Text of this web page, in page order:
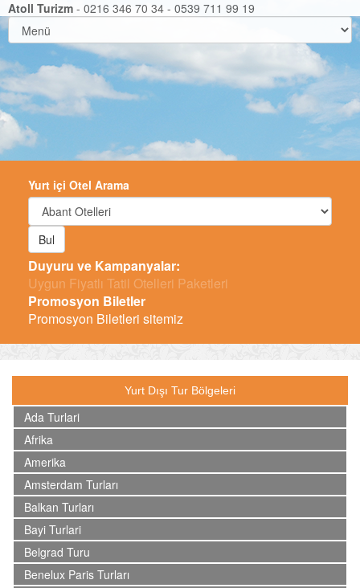
Atoll Turizm - 0216 346 70 34 - 0539 711 99 19
Yurt içi Otel Arama
Bul
Duyuru ve Kampanyalar:
-
Promosyon Biletler
Promosyon Biletleri sitemiz
Yurt Dışı Tur Bölgeleri
Ada Turlari
Afrika
Amerika
Amsterdam Turları
Balkan Turları
Bayi Turlari
Belgrad Turu
Benelux Paris Turları